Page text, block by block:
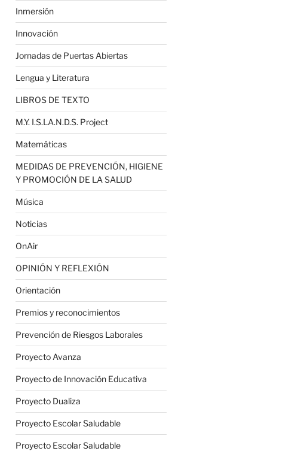
Inmersión
Innovación
Jornadas de Puertas Abiertas
Lengua y Literatura
LIBROS DE TEXTO
M.Y. I.S.LA.N.D.S. Project
Matemáticas
MEDIDAS DE PREVENCIÓN, HIGIENE
Y PROMOCIÓN DE LA SALUD
Música
Noticias
OnAir
OPINIÓN Y REFLEXIÓN
Orientación
Premios y reconocimientos
Prevención de Riesgos Laborales
Proyecto Avanza
Proyecto de Innovación Educativa
Proyecto Dualiza
Proyecto Escolar Saludable
Proyecto Escolar Saludable